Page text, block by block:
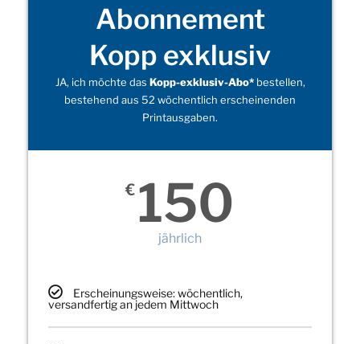
Abonnement
Kopp exklusiv
JA, ich möchte das Kopp-exklusiv-Abo*bestellen,
bestehend aus 52 wöchentlich erscheinenden
Printausgaben.
€ 150
jährlich
Erscheinungsweise: wöchentlich,
versandfertig an jedem Mittwoch